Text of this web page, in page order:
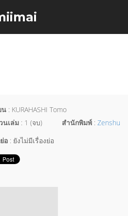
น : KURAHASHI Tomo
นเล่ม : 1 (จบ) สำนักพิมพ์ : Zenshu
อ : ยังไม่มีเรื่องย่อ